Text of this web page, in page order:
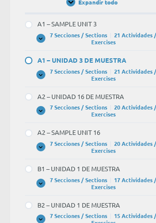
Expandir todo
Unidades
A1 – SAMPLE UNIT 3
Expandir
A1
UNIT
3
7 Secciones / Sections
21 Actividades /
Exercises
A1 – UNIDAD 3 DE MUESTRA
Expandir
A1
3
DE
MUESTRA
7 Secciones / Sections
21 Actividades /
Exercises
A2 – UNIDAD 16 DE MUESTRA
Expandir
A2
16
DE
MUESTRA
7 Secciones / Sections
20 Actividades /
Exercises
A2 – SAMPLE UNIT 16
Expandir
A2
UNIT
16
7 Secciones / Sections
20 Actividades /
Exercises
B1 – UNIDAD 1 DE MUESTRA
Expandir
B1
1
DE
MUESTRA
7 Secciones / Sections
17 Actividades /
Exercises
B2 – UNIDAD 1 DE MUESTRA
7 Secciones / Sections
15 Actividades /